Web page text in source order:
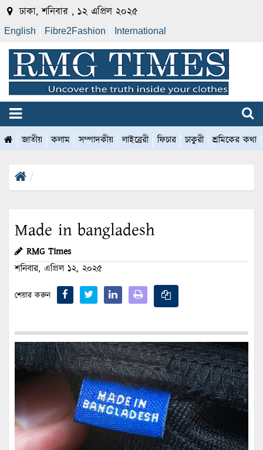
ঢাকা, শনিবার , ১২ এপ্রিল ২০২৫
English Fibre2Fashion International
জাতীয় কলাম সম্পাদকীয় লাইব্রেরী ফিচার চাকুরী শ্রমিকের কথা
Made in bangladesh
RMG Times
শনিবার, এপ্রিল ১২, ২০২৫
শেয়ার করুন